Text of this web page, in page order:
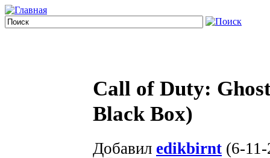
Call of Duty:
Black Box)
Добавил edikbirnt (6-